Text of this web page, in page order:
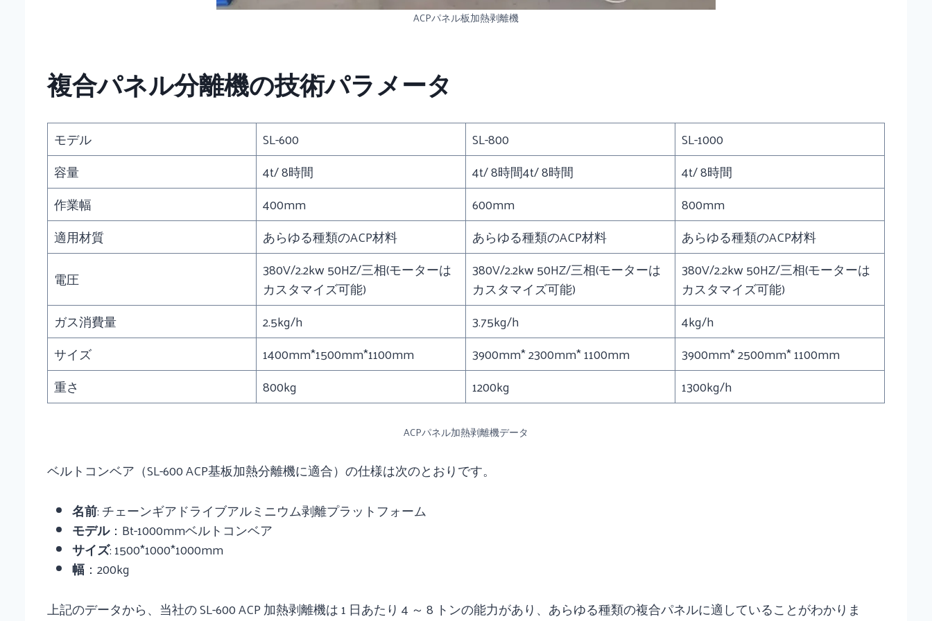
ACPパネル板加熱剥離機
複合パネル分離機の技術パラメータ
モデル SL-600 SL-800
SL-1000
容量
4t/ 8時間 4t/ 8時間4t/ 8時間
4t/ 8時間
作業幅
400mm 600mm
800mm
適用材質
あらゆる種類のACP材料 あらゆる種類のACP材料
あらゆる種類のACP材料
電圧
380V/2.2kw 50HZ/三相(モーターは
カスタマイズ可能)
380V/2.2kw 50HZ/三相(モーターは
カスタマイズ可能)
380V/2.2kw 50HZ/三相(モーターは
カスタマイズ可能)
ガス消費量
2.5kg/h 3.75kg/h
4kg/h
サイズ
1400mm*1500mm*1100mm 3900mm* 2300mm* 1100mm
3900mm* 2500mm* 1100mm
重さ
800kg 1200kg 1300kg/h
ACPパネル加熱剥離機データ
ベルトコンベア（SL-600 ACP基板加熱分離機に適合）の仕様は次のとおりです。
名前: チェーンギアドライブアルミニウム剥離プラットフォーム
モデル：Bt-1000mmベルトコンベア
サイズ: 1500*1000*1000mm
幅 ：200kg
上記のデータから、当社の SL-600 ACP 加熱剥離機は 1 日あたり 4 ～ 8 トンの能力があり、あらゆる種類の複合パネルに適していることがわかりま